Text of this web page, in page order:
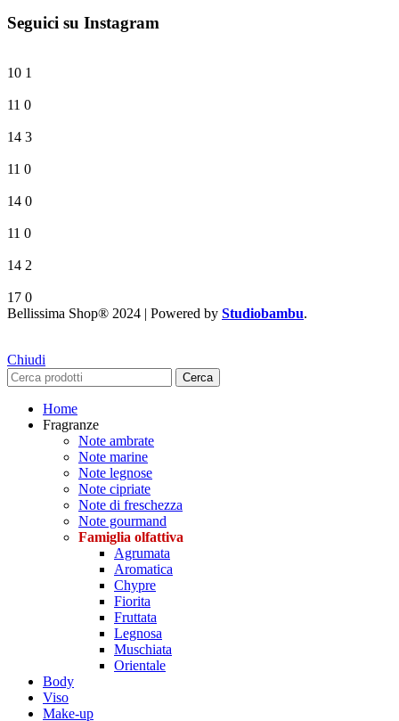
Seguici su Instagram
10 1
11 0
14 3
11 0
14 0
11 0
14 2
17 0
Bellissima Shop® 2024 | Powered by Studiobambu.
Chiudi
Cerca
Home
Fragranze
Note ambrate
Note marine
Note legnose
Note cipriate
Note di freschezza
Note gourmand
Famiglia olfattiva
Agrumata
Aromatica
Chypre
Fiorita
Fruttata
Legnosa
Muschiata
Orientale
Body
Viso
Make-up